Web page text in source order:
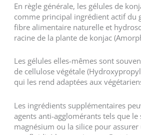
En règle générale, les gélules de
comme principal ingrédient actif du
fibre alimentaire naturelle et
racine de la plante de konjac
Les gélules elles-mêmes sont
de cellulose végétale
qui les rend adaptées aux
Les ingrédients supplémentaires
agents anti-agglomérants tels que le
magnésium ou la silice pour